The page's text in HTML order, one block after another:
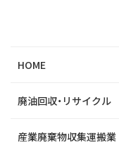
HOME
廃油回収・リサイクル
産業廃棄物収集運搬業